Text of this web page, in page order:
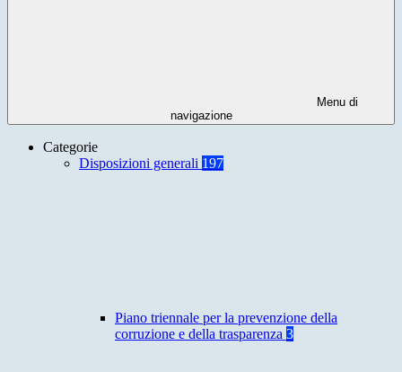
Menu di
navigazione
Categorie
Disposizioni generali 197
Piano triennale per la prevenzione della
corruzione e della trasparenza 3